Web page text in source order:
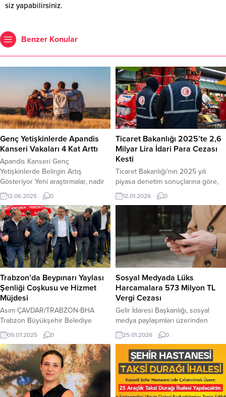
siz yapabilirsiniz.
Benzer Konular
Genç Yetişkinlerde Apandis
Kanseri Vakaları 4 Kat Arttı
Apandis Kanseri Genç
Yetişkinlerde Belirgin Artış
Gösteriyor Yeni araştırmalar, nadir
görülen apandis kanseri vakalarının
özellikle 1970 sonrası doğan genç
yetişkinlerde üç ila dört kat arttığını
ortaya koyuyor. Teşhisi zor olan bu
kanser türündeki artış, sindirim
sistemi kanserlerindeki genel
yükseliş trendinin bir parçası olarak
endişe yaratıyor. Gençlerde
Apandis Kanseri Oranları Artıyor...
12.06.2025 0
Ticaret Bakanlığı 2025’te 2,6
Milyar Lira İdari Para Cezası
Kesti
Ticaret Bakanlığı’nın 2025 yılı
piyasa denetim sonuçlarına göre,
haksız uygulamalar ve fahiş fiyat
nedeniyle 2,6 milyar lirayı aşan idari
para cezası uygulandı. Ticaret
Bakanlığı, 2025 yılı piyasa denetim
sonuçlarını yayımlayarak, iç
piyasadaki istikrarı bozabilecek
uygulamalara karşı denetimlerin
devam ettiğini duyurdu. Bu
kapsamda, 1 Ocak ile 31 Aralık
2025 tarihleri arasında...
12.01.2026 0
Trabzon’da Beypınarı Yaylası
Şenliği Coşkusu ve Hizmet
Müjdesi
Asım ÇAVDAR/TRABZON-BHA
Trabzon Büyükşehir Belediye
Başkanı Ahmet Metin Genç,
Vakfıkebir’in Beypınarı Yaylası’nda
düzenlenen açılış şenliğine
katılarak bölgeye yapılan hizmetleri
değerlendirdi ve ata yadigarı
topraklara sahip çıkma mesajı verdi.
Trabzon Büyükşehir Belediye
09.07.2025 0
Sosyal Medyada Lüks
Harcamalara 573 Milyon TL
Vergi Cezası
Gelir İdaresi Başkanlığı, sosyal
medya paylaşımları üzerinden
yaptığı denetimlerde, beyan edilen
gelirlerle uyumsuz lüks harcamaları
tespit ederek geçen yıl 573 milyon
lira tutarında ceza uyguladı. Gelir
İdaresi Başkanlığı (GİB), dijital
mecralarda yer alan ve gelir
düzeyleriyle uyumsuz olabilecek
25.01.2026 0